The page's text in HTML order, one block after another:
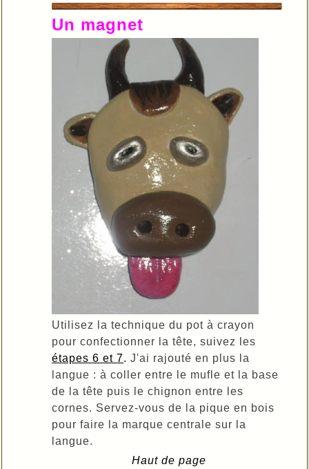
Un magnet
Utilisez la technique du pot à crayon
pour confectionner la tête, suivez les
étapes 6 et 7. J'ai rajouté en plus la
langue : à coller entre le mufle et la base
de la tête puis le chignon entre les
cornes. Servez-vous de la pique en bois
pour faire la marque centrale sur la
langue.
Haut de page